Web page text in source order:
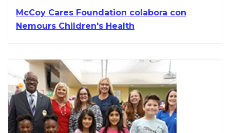
McCoy Cares Foundation colabora con
Nemours Children's Health